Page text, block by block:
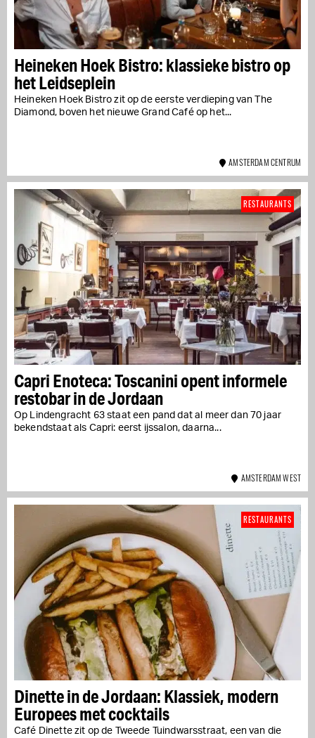
Heineken Hoek Bistro: klassieke bistro op
het Leidseplein
Heineken Hoek Bistro zit op de eerste verdieping van The
Diamond, boven het nieuwe Grand Café op het...
AMSTERDAM CENTRUM
Capri Enoteca: Toscanini opent informele
restobar in de Jordaan
Op Lindengracht 63 staat een pand dat al meer dan 70 jaar
bekendstaat als Capri: eerst ijssalon, daarna...
RESTAURANTS
AMSTERDAM WEST
Dinette in de Jordaan: Klassiek, modern
Europees met cocktails
Café Dinette zit op de Tweede Tuindwarsstraat, een van die
RESTAURANTS